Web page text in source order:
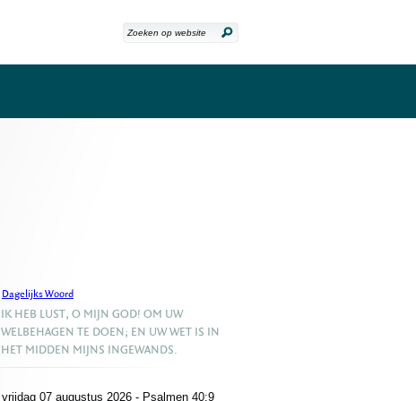
Dagelijks Woord
vrijdag 07 augustus 2026 - Psalmen 40:9
IK HEB LUST, O MIJN GOD! OM UW
WELBEHAGEN TE DOEN; EN UW WET IS IN
HET MIDDEN MIJNS INGEWANDS.